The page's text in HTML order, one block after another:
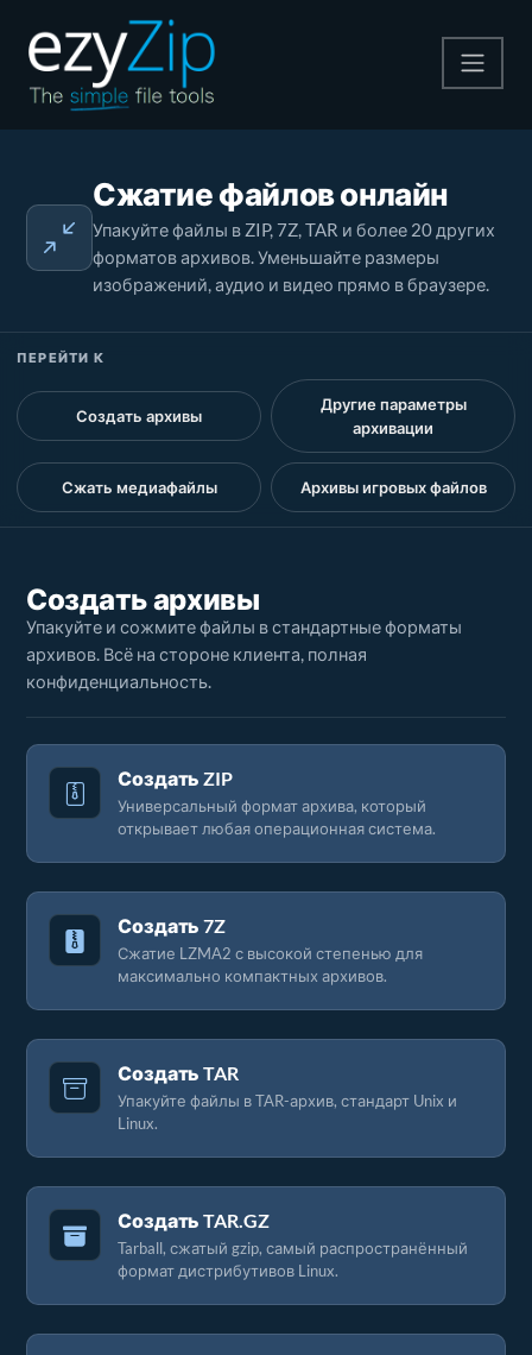
Pаспаковывайте
Конвертировать
Сжатие файлов онлайн
Упакуйте файлы в ZIP, 7Z, TAR и более 20 других
форматов архивов. Уменьшайте размеры
изображений, аудио и видео прямо в браузере.
ПЕРЕЙТИ К
Создать архивы
Другие параметры
архивации
Сжать медиафайлы Архивы игровых файлов
Создать архивы
Упакуйте и сожмите файлы в стандартные форматы
архивов. Всё на стороне клиента, полная
конфиденциальность.
Создать ZIP
Универсальный формат архива, который
открывает любая операционная система.
Создать 7Z
Сжатие LZMA2 с высокой степенью для
максимально компактных архивов.
Создать TAR
Упакуйте файлы в TAR-архив, стандарт Unix и
Linux.
Создать TAR.GZ
Tarball, сжатый gzip, самый распространённый
формат дистрибутивов Linux.